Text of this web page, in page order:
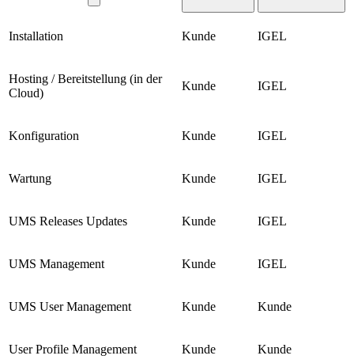
Installation Kunde IGEL
Hosting / Bereitstellung (in der
Cloud)
Kunde IGEL
Konfiguration Kunde IGEL
Wartung Kunde IGEL
UMS Releases Updates Kunde IGEL
UMS Management Kunde IGEL
UMS User Management Kunde Kunde
User Profile Management Kunde Kunde